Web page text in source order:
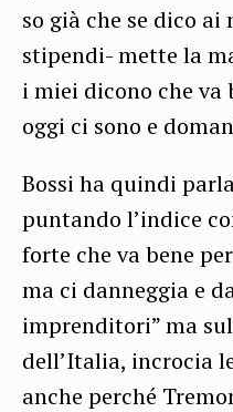
so già che se dico
stipendi- mette la
i miei dicono che
oggi ci sono e
Bossi ha quindi
puntando l’indice
forte che va bene
ma ci danneggia e
imprenditori” ma
dell’Italia, incrocia
anche perché